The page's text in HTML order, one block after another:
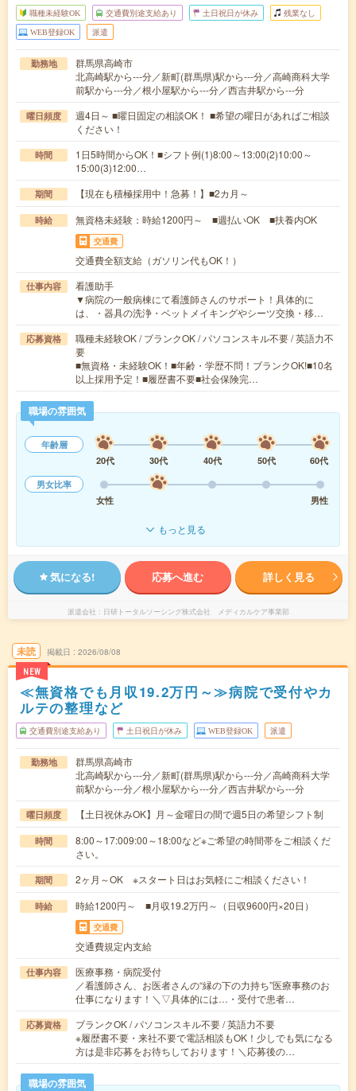
職種未経験OK 交通費別途支給あり 土日祝日が休み 残業なし
WEB登録OK 派遣
勤務地
群馬県高崎市
北高崎駅から---分／新町(群馬県)駅から---分／高崎商科大学
前駅から---分／根小屋駅から---分／西吉井駅から---分
曜日頻度
週4日～ ■曜日固定の相談OK！ ■希望の曜日があればご相談
ください！
時間
1日5時間からOK！■シフト例(1)8:00～13:00(2)10:00～
15:00(3)12:00…
期間 【現在も積極採用中！急募！】■2カ月～
時給 無資格未経験：時給1200円～ ■週払いOK ■扶養内OK
交通費
交通費全額支給（ガソリン代もOK！）
仕事内容
看護助手
▼病院の一般病棟にて看護師さんのサポート！具体的に
は、・器具の洗浄・ベットメイキングやシーツ交換・移…
応募資格
職種未経験OK / ブランクOK / パソコンスキル不要 / 英語力不
要
■無資格・未経験OK！■年齢・学歴不問！ブランクOK!■10名
以上採用予定！■履歴書不要■社会保険完…
職場の雰囲気
年齢層
20代
30代 40代 50代
60代
男女比率
女性
男性
もっと見る
気になる! 応募へ進む 詳しく見る
派遣会社 日研トータルソーシング株式会社 メディカルケア事業部
未読
NEW
掲載日 2026/08/08
≪無資格でも月収19.2万円～≫病院で受付やカ
ルテの整理など
交通費別途支給あり 土日祝日が休み WEB登録OK 派遣
勤務地
群馬県高崎市
北高崎駅から---分／新町(群馬県)駅から---分／高崎商科大学
前駅から---分／根小屋駅から---分／西吉井駅から---分
曜日頻度 【土日祝休みOK】月～金曜日の間で週5日の希望シフト制
時間
8:00～17:009:00～18:00など※ご希望の時間帯をご相談くだ
さい。
期間 2ヶ月～OK ※スタート日はお気軽にご相談ください！
時給 時給1200円～ ■月収19.2万円～（日収9600円×20日）
交通費
交通費規定内支給
仕事内容
医療事務・病院受付
／看護師さん、お医者さんの“縁の下の力持ち”医療事務のお
仕事になります！＼▽具体的には…・受付で患者…
応募資格
ブランクOK / パソコンスキル不要 / 英語力不要
※履歴書不要・来社不要で電話相談もOK！少しでも気になる
方は是非応募をお待ちしております！＼応募後の…
職場の雰囲気